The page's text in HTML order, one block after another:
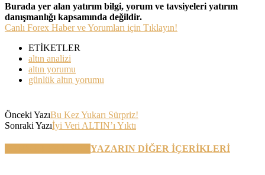
Burada yer alan yatırım bilgi, yorum ve tavsiyeleri yatırım
danışmanlığı kapsamında değildir.
Canlı Forex Haber ve Yorumları için Tıklayın!
ETİKETLER
altın analizi
altın yorumu
günlük altın yorumu
Önceki YazıBu Kez Yukarı Sürpriz!
Sonraki Yazıİyi Veri ALTIN’ı Yıktı
YAZARIN DİĞER İÇERİKLERİ